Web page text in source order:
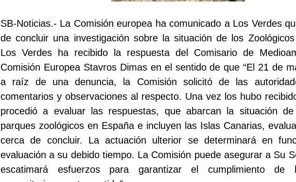
SB-Noticias.- La Comisión europea ha comunicado a Los Verdes
de concluir una investigación sobre la situación de los
Los Verdes ha recibido la respuesta del Comisario de
Comisión Europea Stavros Dimas en el sentido de que “El 21 de
a raíz de una denuncia, la Comisión solicitó de las
comentarios y observaciones al respecto. Una vez los hubo
procedió a evaluar las respuestas, que abarcan la situación
parques zoológicos en España e incluyen las Islas Canarias,
cerca de concluir. La actuación ulterior se determinará en
evaluación a su debido tiempo. La Comisión puede asegurar a Su
escatimará esfuerzos para garantizar el cumplimiento de